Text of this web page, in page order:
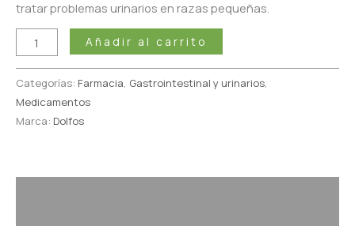
tratar problemas urinarios en razas pequeñas.
Añadir al carrito
Categorías: Farmacia, Gastrointestinal y urinarios,
Medicamentos
Marca: Dolfos